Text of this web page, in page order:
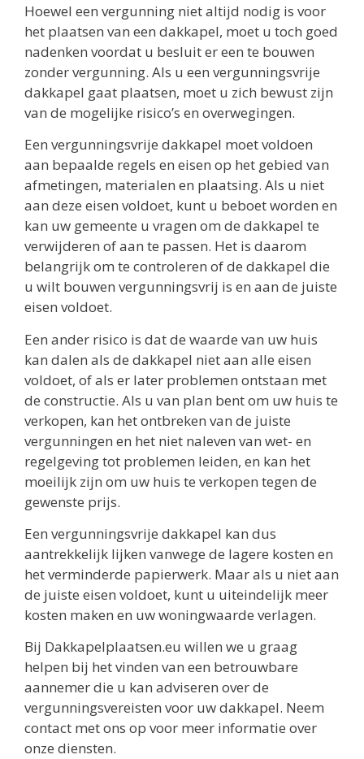
Hoewel een vergunning niet altijd nodig is voor
het plaatsen van een dakkapel, moet u toch goed
nadenken voordat u besluit er een te bouwen
zonder vergunning. Als u een vergunningsvrije
dakkapel gaat plaatsen, moet u zich bewust zijn
van de mogelijke risico’s en overwegingen.
Een vergunningsvrije dakkapel moet voldoen
aan bepaalde regels en eisen op het gebied van
afmetingen, materialen en plaatsing. Als u niet
aan deze eisen voldoet, kunt u beboet worden en
kan uw gemeente u vragen om de dakkapel te
verwijderen of aan te passen. Het is daarom
belangrijk om te controleren of de dakkapel die
u wilt bouwen vergunningsvrij is en aan de juiste
eisen voldoet.
Een ander risico is dat de waarde van uw huis
kan dalen als de dakkapel niet aan alle eisen
voldoet, of als er later problemen ontstaan met
de constructie. Als u van plan bent om uw huis te
verkopen, kan het ontbreken van de juiste
vergunningen en het niet naleven van wet- en
regelgeving tot problemen leiden, en kan het
moeilijk zijn om uw huis te verkopen tegen de
gewenste prijs.
Een vergunningsvrije dakkapel kan dus
aantrekkelijk lijken vanwege de lagere kosten en
het verminderde papierwerk. Maar als u niet aan
de juiste eisen voldoet, kunt u uiteindelijk meer
kosten maken en uw woningwaarde verlagen.
Bij Dakkapelplaatsen.eu willen we u graag
helpen bij het vinden van een betrouwbare
aannemer die u kan adviseren over de
vergunningsvereisten voor uw dakkapel. Neem
contact met ons op voor meer informatie over
onze diensten.